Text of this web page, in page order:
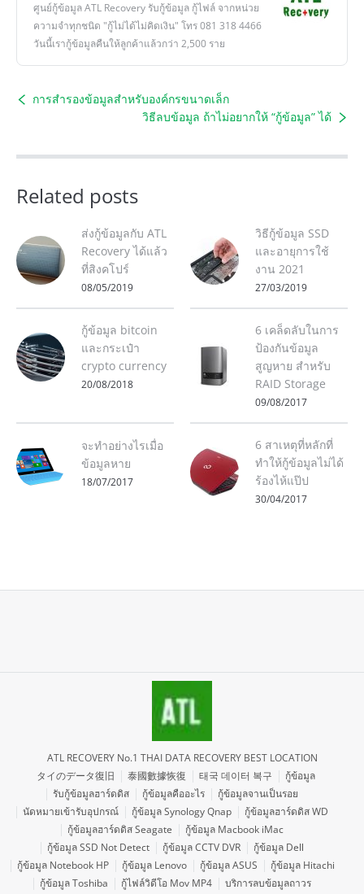
ศูนย์กู้ข้อมูล ATL Recovery รับกู้ข้อมูล กู้ไฟล์ จากหน่วย
ความจำทุกชนิด "กู้ไม่ได้ไม่คิดเงิน" โทร 081 318 4466
วันนี้เรากู้ข้อมูลคืนให้ลูกค้าแล้วกว่า 2,500 ราย
การสำรองข้อมูลสำหรับองค์กรขนาดเล็ก
วิธีลบข้อมูล ถ้าไม่อยากให้ “กู้ข้อมูล” ได้
Related posts
ส่งกู้ข้อมูลกับ ATL
Recovery ได้แล้ว
ที่สิงคโปร์
08/05/2019
วิธีกู้ข้อมูล SSD
และอายุการใช้
งาน 2021
27/03/2019
กู้ข้อมูล bitcoin
และกระเป๋า
crypto currency
20/08/2018
6 เคล็ดลับในการ
ป้องกันข้อมูล
สูญหาย สำหรับ
RAID Storage
09/08/2017
จะทำอย่างไรเมื่อ
ข้อมูลหาย
18/07/2017
6 สาเหตุที่หลักที่
ทำให้กู้ข้อมูลไม่ได้
ร้องไห้แป๊ป
30/04/2017
ATL RECOVERY No.1 THAI DATA RECOVERY BEST LOCATION
タイのデータ復旧
泰國數據恢復 태국 데이터 복구
กู้ข้อมูล
รับกู้ข้อมูลฮาร์ดดิส
กู้ข้อมูลคืออะไร
กู้ข้อมูลจานเป็นรอย
นัดหมายเข้ารับอุปกรณ์
กู้ข้อมูล Synology Qnap
กู้ข้อมูลฮาร์ดดิส WD
กู้ข้อมูลฮาร์ดดิส Seagate
กู้ข้อมูล Macbook iMac
กู้ข้อมูล SSD Not Detect
กู้ข้อมูล CCTV DVR
กู้ข้อมูล Dell
กู้ข้อมูล Notebook HP
กู้ข้อมูล Lenovo กู้ข้อมูล ASUS
กู้ข้อมูล Hitachi
กู้ข้อมูล Toshiba
กู้ไฟล์วิดีโอ Mov MP4 บริการลบข้อมูลถาวร